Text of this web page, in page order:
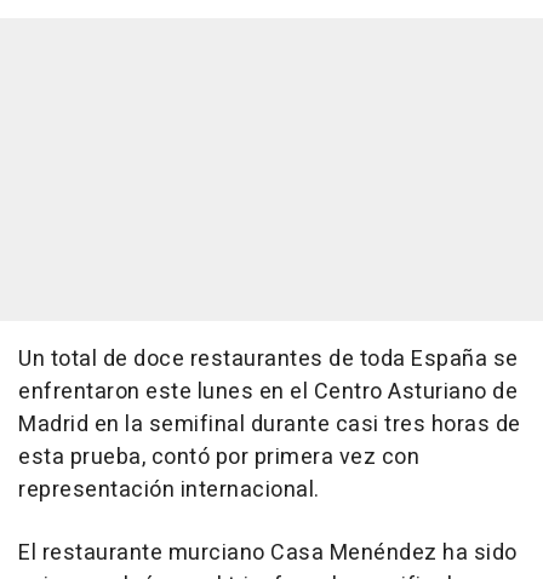
Un total de doce restaurantes de toda España se
enfrentaron este lunes en el Centro Asturiano de
Madrid en la semifinal durante casi tres horas de
esta prueba, contó por primera vez con
representación internacional.
El restaurante murciano Casa Menéndez ha sido